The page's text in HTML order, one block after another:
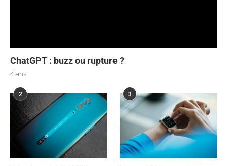
ChatGPT : buzz ou rupture ?
4 ans
2 3